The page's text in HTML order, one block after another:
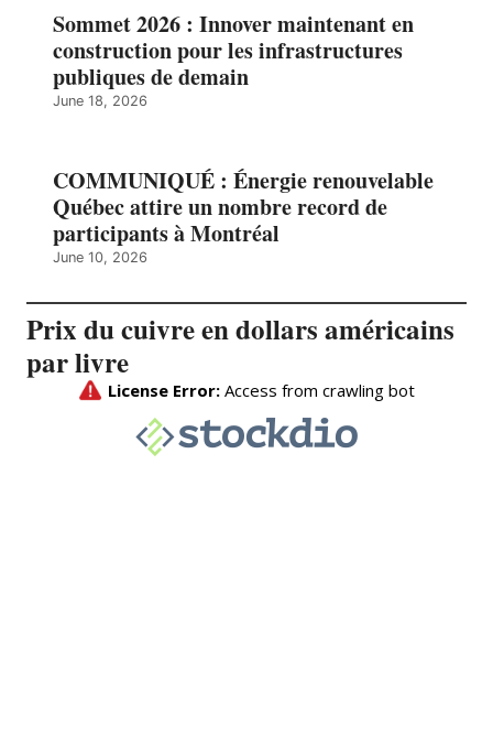
Sommet 2026 : Innover maintenant en
construction pour les infrastructures
publiques de demain
June 18, 2026
COMMUNIQUÉ : Énergie renouvelable
Québec attire un nombre record de
participants à Montréal
June 10, 2026
Prix du cuivre en dollars américains
par livre